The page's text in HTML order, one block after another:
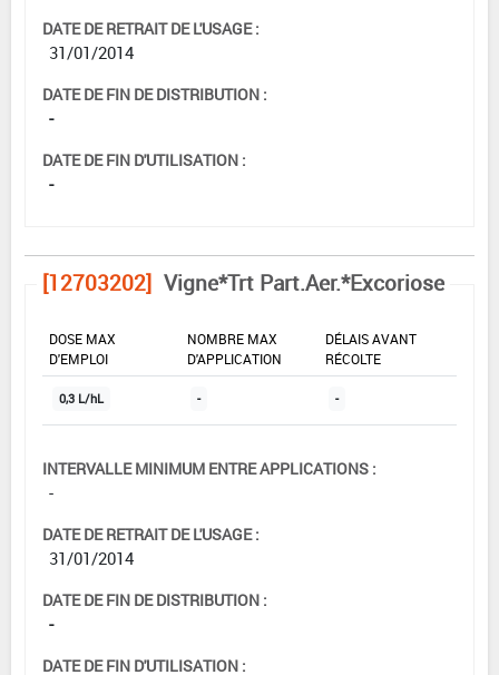
DATE DE RETRAIT DE L'USAGE :
31/01/2014
DATE DE FIN DE DISTRIBUTION :
-
DATE DE FIN D'UTILISATION :
-
[12703202] Vigne*Trt Part.Aer.*Excoriose
DOSE MAX
D'EMPLOI
NOMBRE MAX
D'APPLICATION
DÉLAIS AVANT
RÉCOLTE
0,3 L/hL - -
INTERVALLE MINIMUM ENTRE APPLICATIONS :
-
DATE DE RETRAIT DE L'USAGE :
31/01/2014
DATE DE FIN DE DISTRIBUTION :
-
DATE DE FIN D'UTILISATION :